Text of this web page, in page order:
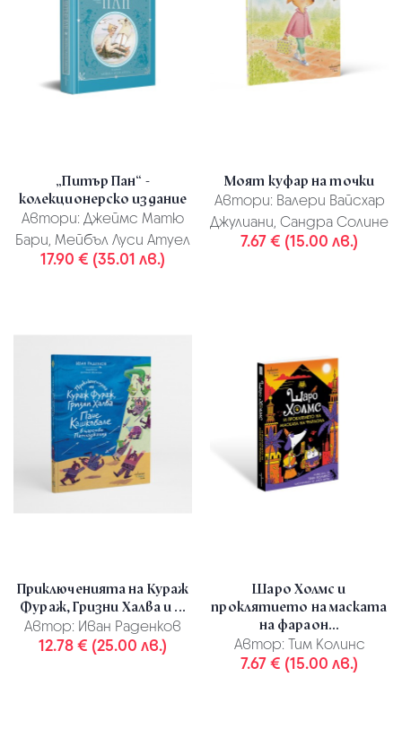
„Питър Пан“ -
колекционерско издание
Автори: Джеймс Матю
Бари, Мейбъл Луси Атуел
17.90 € (35.01 лв.)
Моят куфар на точки
Автори: Валери Вайсхар
Джулиани, Сандра Солине
7.67 € (15.00 лв.)
Приключенията на Кураж
Фураж, Гризни Халва и ...
Автор: Иван Раденков
12.78 € (25.00 лв.)
Шаро Холмс и
проклятието на маската
на фараон...
Автор: Тим Колинс
7.67 € (15.00 лв.)